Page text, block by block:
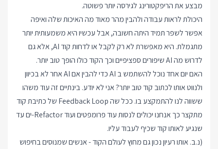
מבצע את הריפקטורינג לגירסה יותר פשוטה.
היכולת לראות עבודה ולהבין מהר מאוד מה האיכות שלה ואיפה
אפשר לשפר תמיד היתה חשובה, אבל עכשיו היא משמעותית יותר
מתגמלת. היא מאפשרת לא רק לקבל או לדחות קוד AI, אלא גם
לדרוש מה AI שיפורים ספציפיים וכך הקוד כולו הופך טוב יותר.
האם יום אחד נוכל להשתמש ב AI כדי להבין אם AI אחר לא בכיוון
ולנווט אותו לכתוב קוד טוב יותר? אני לא יודע. בינתיים זה עוד משהו
ששווה לנו להתמקצע בו. ככל שה Feedback Loop של כתיבת קוד
מתקצר כך אנחנו יכולים לנסות עוד פרומפטים ועוד Refactor-ים עד
שנגיע לאותו קוד שכיף לעבוד עליו.
(נ.ב. אותו רעיון נכון גם מחוץ לעולם הקוד - אנשים שמנוסים בחיפוש